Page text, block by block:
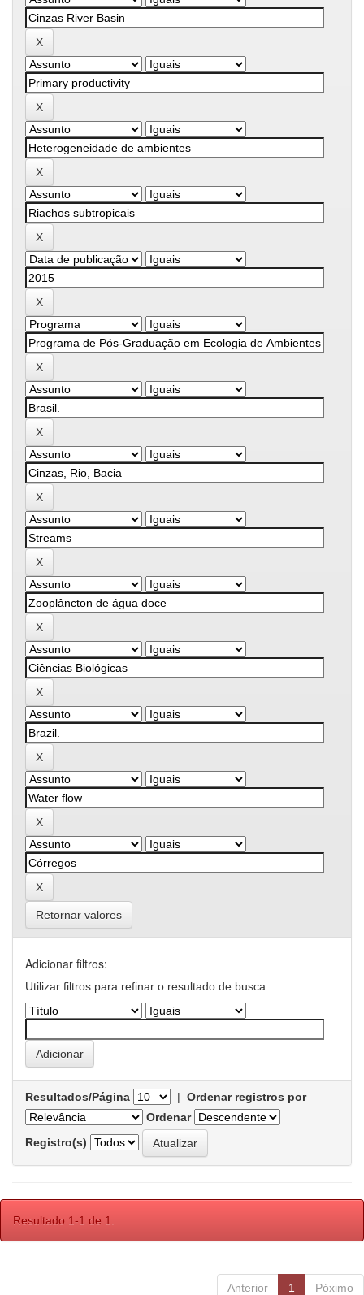
Retornar valores
Adicionar filtros:
Utilizar filtros para refinar o resultado de busca.
Resultados/Página | Ordenar registros por
Ordenar
Registro(s)
Resultado 1-1 de 1.
Anterior 1 Póximo